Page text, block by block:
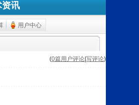
资讯
用户中心
(0篇用户评论 写评论)